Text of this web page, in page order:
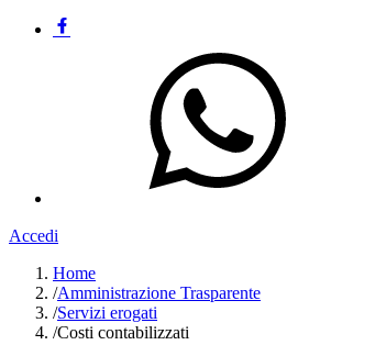
Accedi
Home
/Amministrazione Trasparente
/Servizi erogati
/Costi contabilizzati